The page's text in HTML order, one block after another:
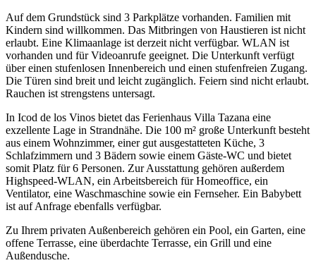
Auf dem Grundstück sind 3 Parkplätze vorhanden. Familien mit
Kindern sind willkommen. Das Mitbringen von Haustieren ist nicht
erlaubt. Eine Klimaanlage ist derzeit nicht verfügbar. WLAN ist
vorhanden und für Videoanrufe geeignet. Die Unterkunft verfügt
über einen stufenlosen Innenbereich und einen stufenfreien Zugang.
Die Türen sind breit und leicht zugänglich. Feiern sind nicht erlaubt.
Rauchen ist strengstens untersagt.
In Icod de los Vinos bietet das Ferienhaus Villa Tazana eine
exzellente Lage in Strandnähe. Die 100 m² große Unterkunft besteht
aus einem Wohnzimmer, einer gut ausgestatteten Küche, 3
Schlafzimmern und 3 Bädern sowie einem Gäste-WC und bietet
somit Platz für 6 Personen. Zur Ausstattung gehören außerdem
Highspeed-WLAN, ein Arbeitsbereich für Homeoffice, ein
Ventilator, eine Waschmaschine sowie ein Fernseher. Ein Babybett
ist auf Anfrage ebenfalls verfügbar.
Zu Ihrem privaten Außenbereich gehören ein Pool, ein Garten, eine
offene Terrasse, eine überdachte Terrasse, ein Grill und eine
Außendusche.